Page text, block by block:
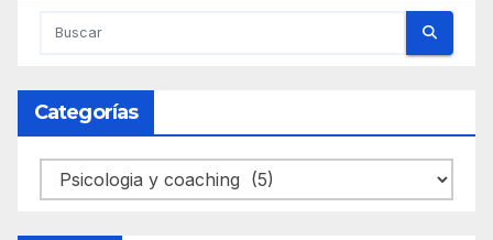
Categorías
Categorías